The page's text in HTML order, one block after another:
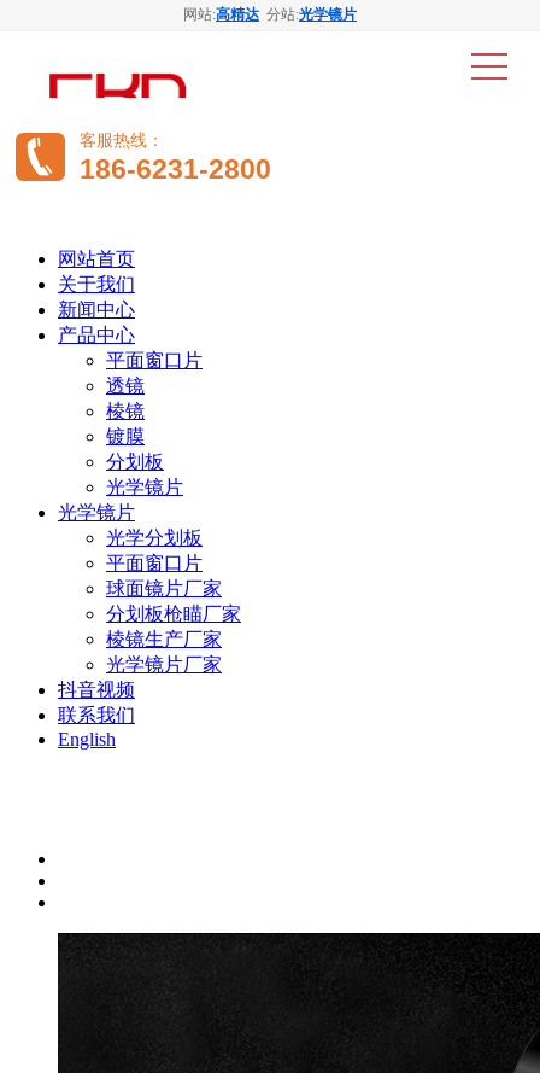
网站:高精达 分站:光学镜片
客服热线：
186-6231-2800
网站首页
关于我们
新闻中心
产品中心
平面窗口片
透镜
棱镜
镀膜
分划板
光学镜片
光学镜片
光学分划板
平面窗口片
球面镜片厂家
分划板枪瞄厂家
棱镜生产厂家
光学镜片厂家
抖音视频
联系我们
English